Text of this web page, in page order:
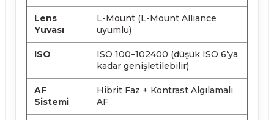
Lens
Yuvası
L-Mount (L-Mount Alliance
uyumlu)
ISO
ISO 100–102400 (düşük ISO 6’ya
kadar genişletilebilir)
AF
Sistemi
Hibrit Faz + Kontrast Algılamalı
AF